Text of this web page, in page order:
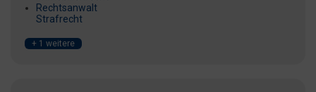
Rechtsanwalt
Strafrecht
+ 1 weitere